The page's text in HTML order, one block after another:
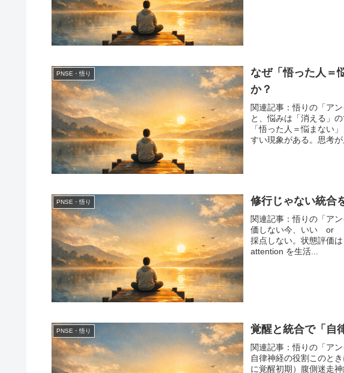
PNSE・悟り
なぜ「悟った人＝
か？
関連記事：悟りの「ア
と、悩みは「消える」
「悟った人＝悩まない
すい現象がある。思考
PNSE・悟り 修行じゃない統合
関連記事：悟りの「ア
価しない今、いい or
採点しない。状態評価
attention を生活...
PNSE・悟り 覚醒と統合で「自
関連記事：悟りの「ア
自律神経の役割このと
に覚醒初期）腹側迷走